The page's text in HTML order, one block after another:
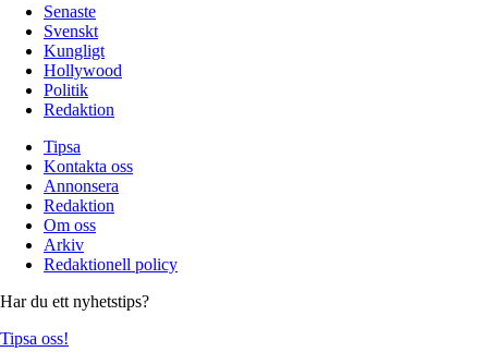
Senaste
Svenskt
Kungligt
Hollywood
Politik
Redaktion
Tipsa
Kontakta oss
Annonsera
Redaktion
Om oss
Arkiv
Redaktionell policy
Har du ett nyhetstips?
Tipsa oss!